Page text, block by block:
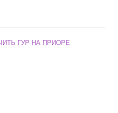
ГУР НА ПРИОРЕ